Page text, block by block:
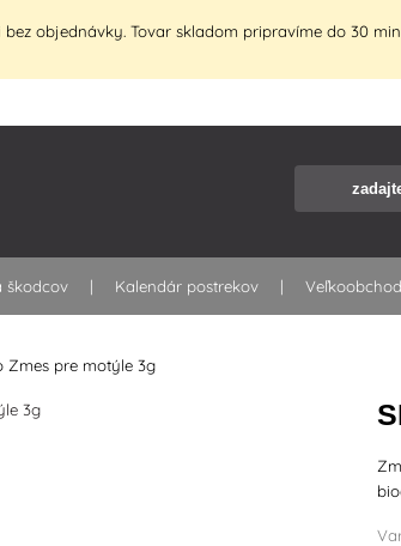
objednávky. Tovar skladom pripravíme do 30
škodcov Kalendár postrekov Veľkoobchod
Zmes pre motýle 3g